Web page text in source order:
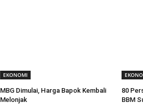
EKONOMI
MBG Dimulai, Harga Bapok Kembali
Melonjak
80
BBM